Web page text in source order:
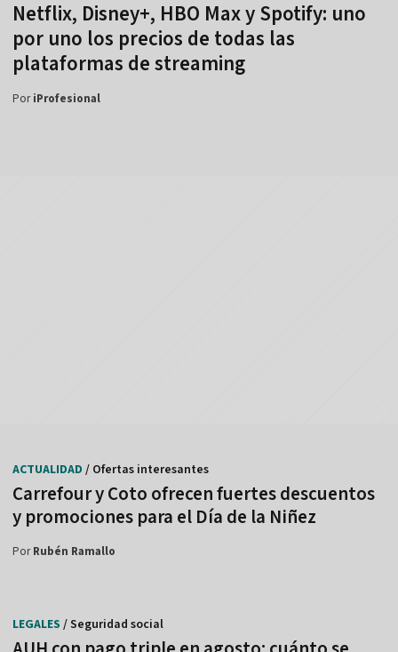
Netflix, Disney+, HBO Max y Spotify: uno
por uno los precios de todas las
plataformas de streaming
PoriProfesional
Carrefour y Coto ofrecen fuertes descuentos
y promociones para el Día de la Niñez
ACTUALIDAD / Ofertas interesantes
PorRubén Ramallo
LEGALES / Seguridad social